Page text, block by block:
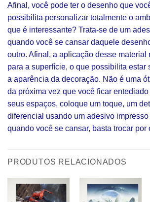
Afinal, você pode ter o desenho que
possibilita personalizar totalmente o
que é interessante? Trata-se de um
quando você se cansar daquele
outro. Afinal, a aplicação desse material
para a superfície, o que possibilita estar
a aparência da decoração. Não é uma
da próxima vez que você ficar
seus espaços, coloque um toque, um
diferencial usando um adesivo
quando você se cansar, basta trocar por
PRODUTOS RELACIONADOS